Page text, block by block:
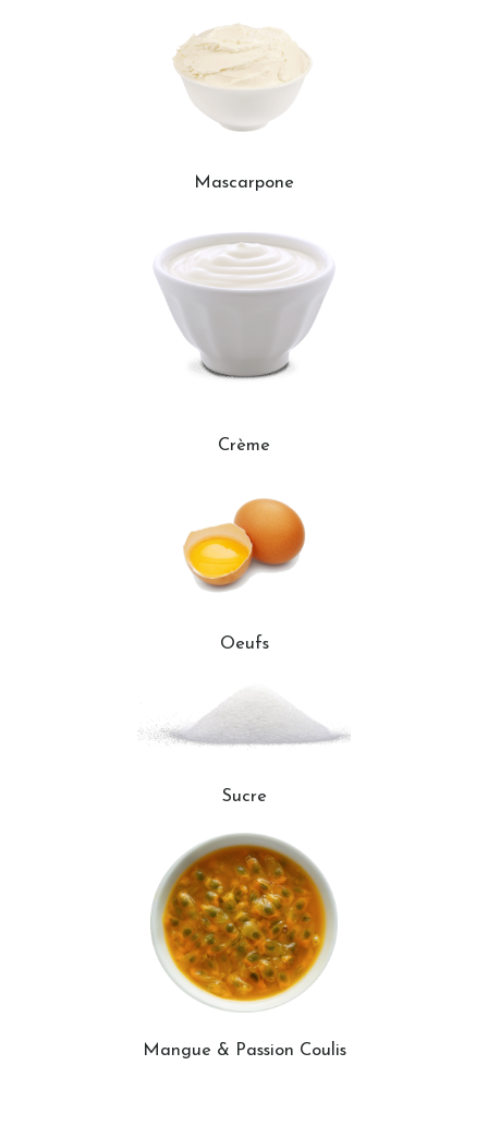
Mascarpone
Crème
Oeufs
Sucre
Mangue & Passion Coulis